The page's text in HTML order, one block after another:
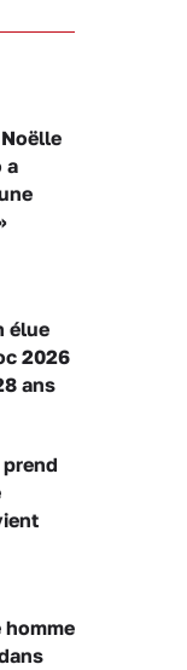
Noëlle
a
élue
2026
ans
prend
homme